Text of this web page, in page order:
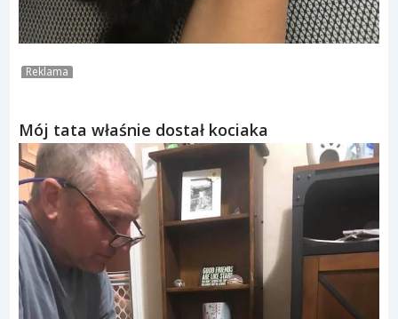
Reklama
Mój tata właśnie dostał kociaka